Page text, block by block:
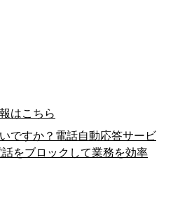
はこちら
ですか？電話自動応答サービ
をブロックして業務を効率